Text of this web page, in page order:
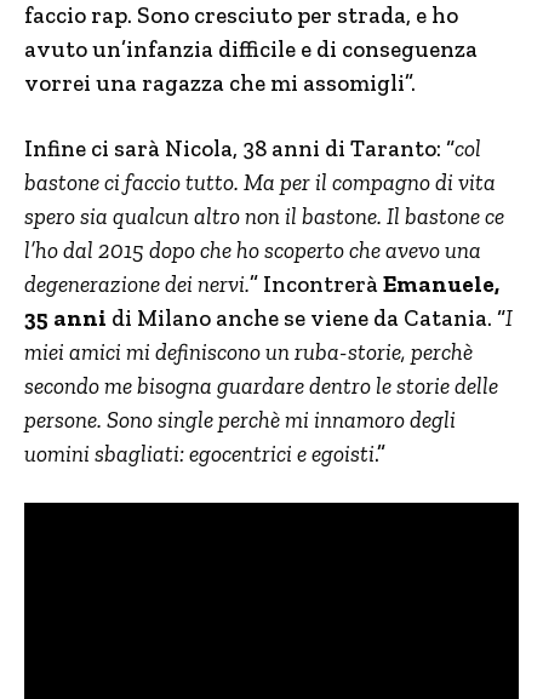
faccio rap. Sono cresciuto per strada, e ho
avuto un’infanzia difficile e di conseguenza
vorrei una ragazza che mi assomigli”.
Infine ci sarà Nicola, 38 anni di Taranto: “col
bastone ci faccio tutto. Ma per il compagno di vita
spero sia qualcun altro non il bastone. Il bastone ce
l’ho dal 2015 dopo che ho scoperto che avevo una
degenerazione dei nervi.” IncontreràEmanuele,
35 anni di Milano anche se viene da Catania. “I
miei amici mi definiscono un ruba-storie, perchè
secondo me bisogna guardare dentro le storie delle
persone. Sono single perchè mi innamoro degli
uomini sbagliati: egocentrici e egoisti.”